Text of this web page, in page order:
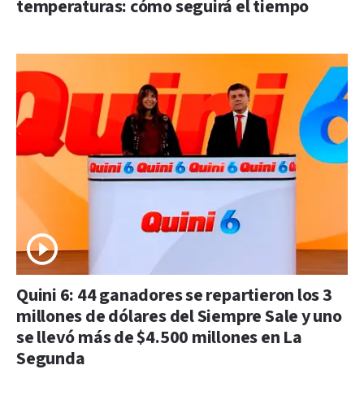
temperaturas: cómo seguirá el tiempo
Quini 6: 44 ganadores se repartieron los 3
millones de dólares del Siempre Sale y uno
se llevó más de $4.500 millones en La
Segunda